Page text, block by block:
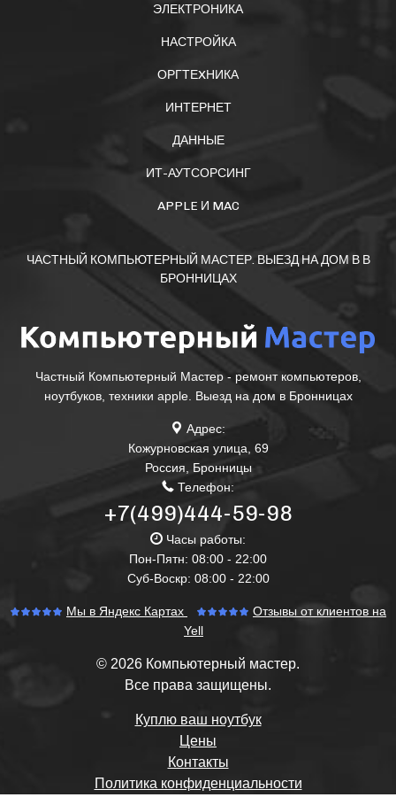
ЭЛЕКТРОНИКА
НАСТРОЙКА
ОРГТЕXНИКА
ИНТЕРНЕТ
ДАННЫЕ
ИТ-АУТСОРСИНГ
APPLE И MAC
ЧАСТНЫЙ КОМПЬЮТЕРНЫЙ МАСТЕР. ВЫЕЗД НА ДОМ В В
БРОННИЦАХ
Частный Компьютерный Мастер - ремонт компьютеров,
ноутбуков, техники apple. Выезд на дом в Бронницах
Адрес:
Кожурновская улица, 69
Россия, Бронницы
Телефон:
+7(499)444-59-98
Часы работы:
Пон-Пятн: 08:00 - 22:00
Суб-Воскр: 08:00 - 22:00
Мы в Яндекс Картах
Отзывы от клиентов на
Yell
© 2026 Компьютерный мастер.
Все права защищены.
Куплю ваш ноутбук
Цены
Контакты
Политика конфиденциальности